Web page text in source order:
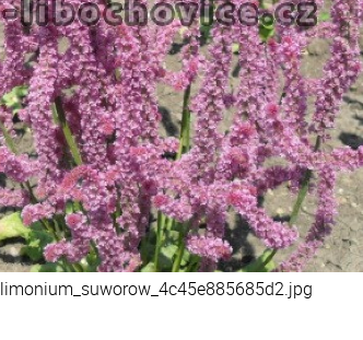
limonium_suworow_4c45e885685d2.jpg